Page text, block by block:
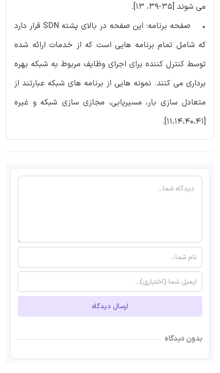
می شوند [35-39، 13].
• صفحه برنامه: این صفحه در بالای پشته SDN قرار دارد
که شامل تمام برنامه هایی است که از خدمات ارائه شده
توسط کنترل کننده برای اجرای وظایف مربوط به شبکه بهره
برداری می کنند. نمونه هایی از برنامه های شبکه عبارتند از
متعادل سازی بار، مسیریابی، مجازی سازی شبکه و غیره
[11،14،40،41].
ارسال دیدگاه
بدون دیدگاه